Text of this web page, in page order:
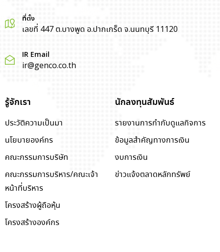
ที่ตั้ง
เลขที่ 447 ต.บางพูด อ.ปากเกร็ด จ.นนทบุรี 11120
IR Email
ir@genco.co.th
รู้จักเรา
ประวัติความเป็นมา
นโยบายองค์กร
คณะกรรมการบริษัท
คณะกรรมการบริหาร/คณะเจ้า
หน้าที่บริหาร
โครงสร้างผู้ถือหุ้น
โครงสร้างองค์กร
นักลงทุนสัมพันธ์
รายงานการกำกับดูแลกิจการ
ข้อมูลสำคัญทางการเงิน
งบการเงิน
ข่าวแจ้งตลาดหลักทรัพย์